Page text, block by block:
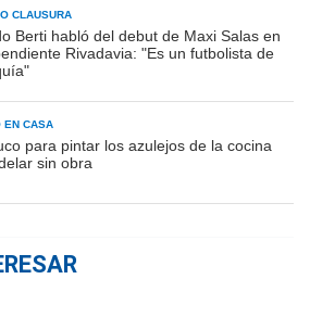
CLAUSURA
Berti habló del debut de Maxi Salas en
Rivadavia: "Es un futbolista de
EN CASA
para pintar los azulejos de la cocina
sin obra